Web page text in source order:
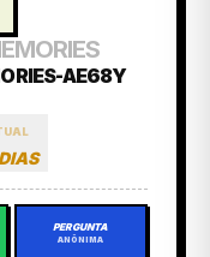
AE68Y
PERGUNTA
ANÔNIMA